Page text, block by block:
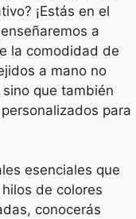
¡Estás en el
a
la comodidad de
a mano no
que también
para
esenciales que
de colores
conocerás